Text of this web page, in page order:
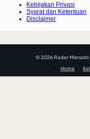
Kebijakan Privasi
Syarat dan Ketentuan
Disclaimer
© 2026 Radar Manado
Home